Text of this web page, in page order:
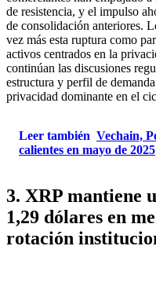
de resistencia, y el impulso
de consolidación anteriores.
vez más esta ruptura como
activos centrados en la
continúan las discusiones
estructura y perfil de
privacidad dominante en el
Leer también Vechain,
calientes en mayo de 2025
3. XRP mantiene
1,29 dólares en
rotación